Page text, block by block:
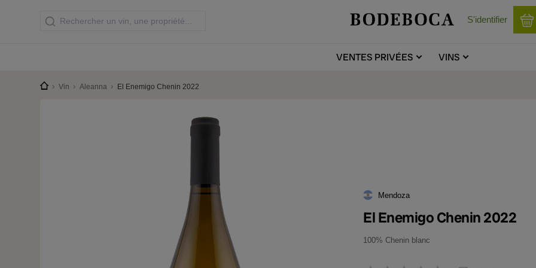
S'identifier
VENTES PRIVÉES VINS
Vin Aleanna El Enemigo Chenin 2022
Mendoza
El Enemigo Chenin 2022
100% Chenin blanc